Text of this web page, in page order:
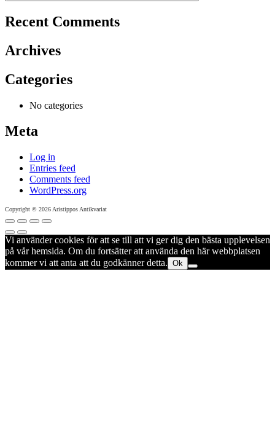
Recent Comments
Archives
Categories
No categories
Meta
Log in
Entries feed
Comments feed
WordPress.org
Copyright © 2026 Aristippos Antikvariat
Vi använder cookies för att se till att vi ger dig den bästa upplevelsen
på vår hemsida. Om du fortsätter att använda den här webbplatsen
kommer vi att anta att du godkänner detta. Ok